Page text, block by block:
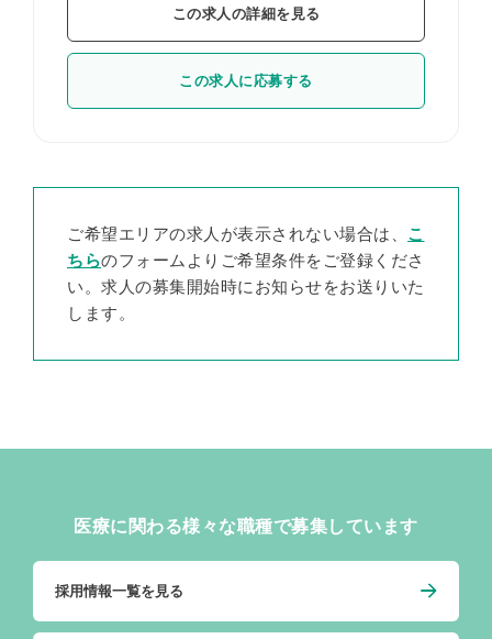
この求人の詳細を見る
この求人に応募する
ご希望エリアの求人が表示されない場合は、 こ
ちらのフォームよりご希望条件をご登録くださ
い。求人の募集開始時にお知らせをお送りいた
します。
医療に関わる様々な職種で募集しています
採用情報一覧を見る